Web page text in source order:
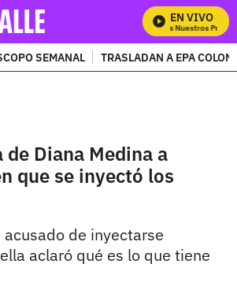
EN VIVO
Mira Todos Nuestros
SEMANAL TRASLADAN A EPA
de Diana Medina a
que se inyectó los
acusado de inyectarse
aclaró qué es lo que tiene